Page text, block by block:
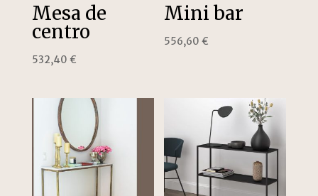
Mesa de
centro
532,40 €
Mini bar
556,60€